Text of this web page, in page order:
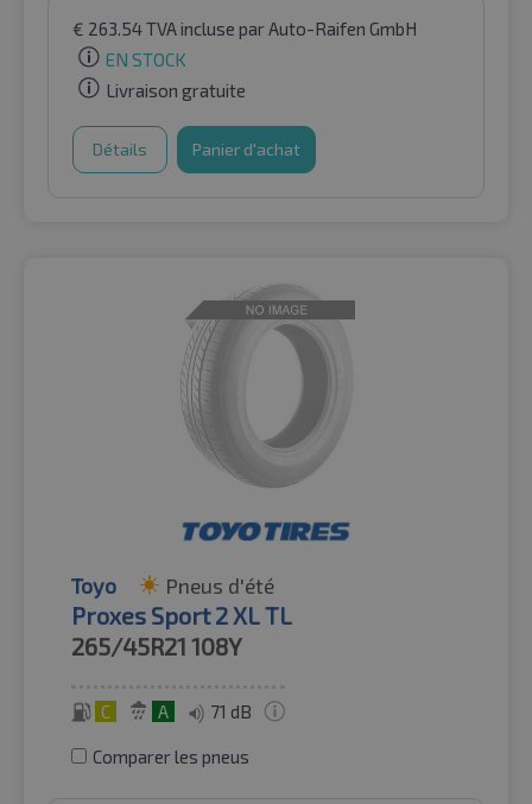
€ 263.54TVA incluse par Auto-Raifen GmbH
EN STOCK
Livraison gratuite
Détails Panier d'achat
Toyo Pneus d'été
Proxes Sport 2 XL TL
265/45R21 108Y
C A 71 dB
Comparer les pneus